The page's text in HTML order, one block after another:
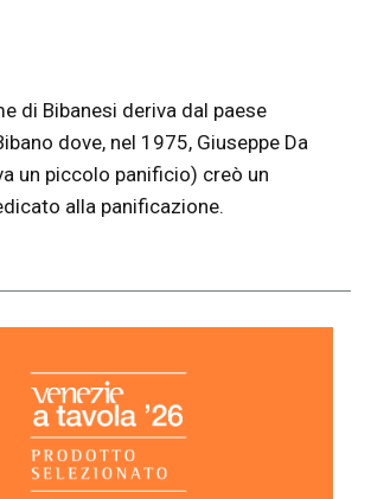
di Bibanesi deriva dal paese
dove, nel 1975, Giuseppe Da
un piccolo panificio) creò un
alla panificazione.